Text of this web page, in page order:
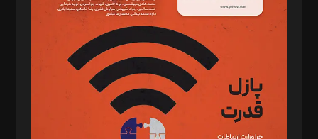
د‌بیر حقوق فناوری: حسام‌الدین ایپکچی
د‌بیر پیوست جهان: مینا پاکدل
د‌بیر تحریریه آنلاین: بابک نقاش
تحریریه‌: مجتبی محمود‌ی، آرش برهمند، یسنا امان‌پور، سروش کرمیان،
مصطفی مسجدی آرانی، ابوالفضل رجبی، زهرا فکرانه، فائزه فتحی
رستمی،مصطفی باستان
ویرایش: نگار استاد‌‌آقا